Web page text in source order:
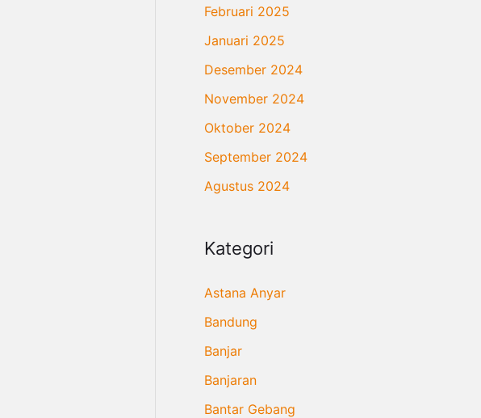
Februari 2025
Januari 2025
Desember 2024
November 2024
Oktober 2024
September 2024
Agustus 2024
Kategori
Astana Anyar
Bandung
Banjar
Banjaran
Bantar Gebang